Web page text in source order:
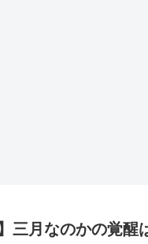
三月なのかの覚醒